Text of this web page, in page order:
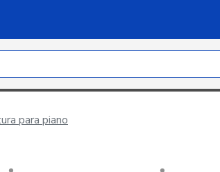
para piano